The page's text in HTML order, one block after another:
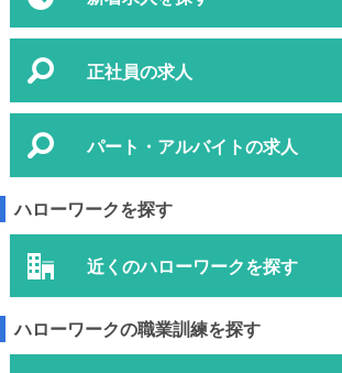
正社員の求人
パート・アルバイトの求人
ハローワークを探す
近くのハローワークを探す
ハローワークの職業訓練を探す